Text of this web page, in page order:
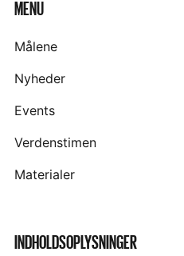
MENU
Målene
Nyheder
Events
Verdenstimen
Materialer
INDHOLDSOPLYSNINGER